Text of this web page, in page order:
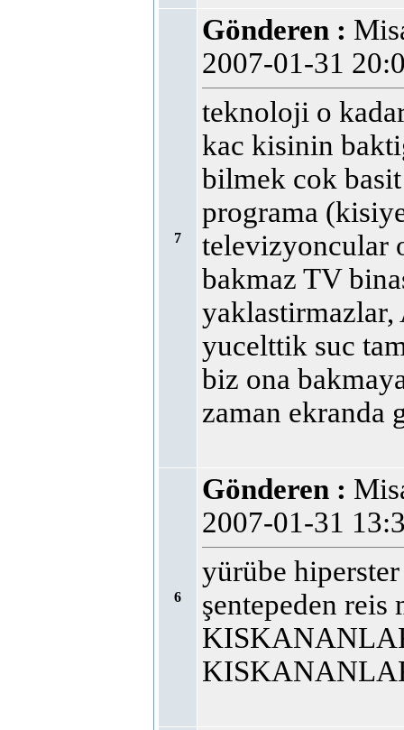
7
Gönderen :
2007-01-31
teknoloji o
kac kisinin
bilmek cok
programa
televizyoncular
bakmaz TV
yucelttik suc
biz ona
zaman ekranda
6
Gönderen :
2007-01-31
yürübe
şentepeden reis